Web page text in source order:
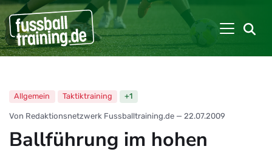
Allgemein Taktiktraining +1
Von Redaktionsnetzwerk Fussballtraining.de — 22.07.2009
Ballführung im hohen